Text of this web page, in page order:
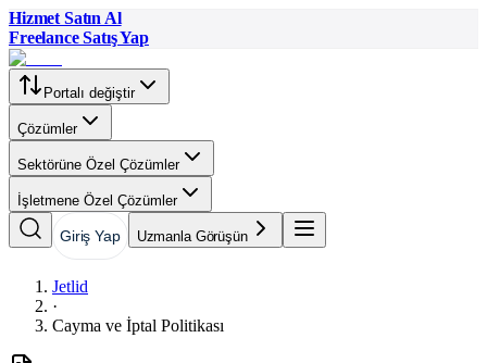
Hizmet Satın Al
Freelance Satış Yap
Portalı değiştir
Çözümler
Sektörüne Özel Çözümler
İşletmene Özel Çözümler
Giriş Yap Uzmanla Görüşün
Jetlid
·
Cayma ve İptal Politikası